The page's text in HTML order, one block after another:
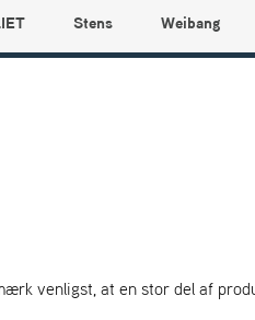
Stens Weibang
venligst, at en stor del af